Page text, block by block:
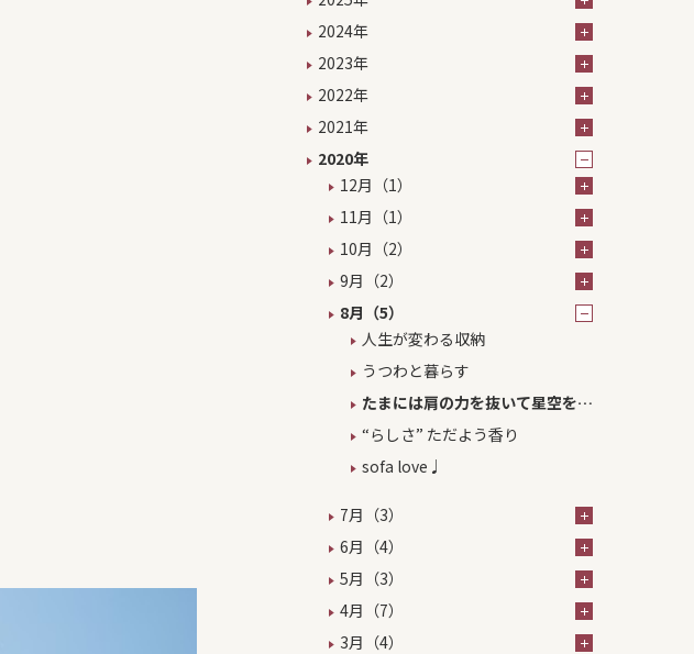
2024年
2023年
2022年
2021年
2020年
12月（1）
11月（1）
10月（2）
9月（2）
8月（5）
人生が変わる収納
うつわと暮らす
たまには肩の力を抜いて星空を…
“らしさ” ただよう香り
sofa love♩
7月（3）
6月（4）
5月（3）
4月（7）
3月（4）